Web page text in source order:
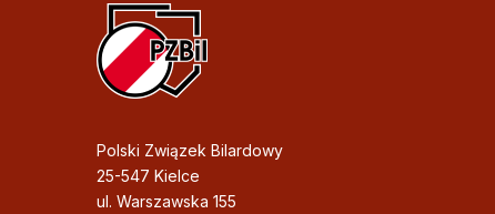
Polski Związek Bilardowy
25-547 Kielce
ul. Warszawska 155